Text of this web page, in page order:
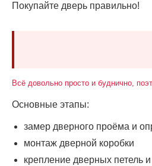
Покупайте дверь правильно!
Всё довольно просто и буднично,
Основные этапы:
замер дверного проёма и
монтаж дверной коробки
крепление дверных петель